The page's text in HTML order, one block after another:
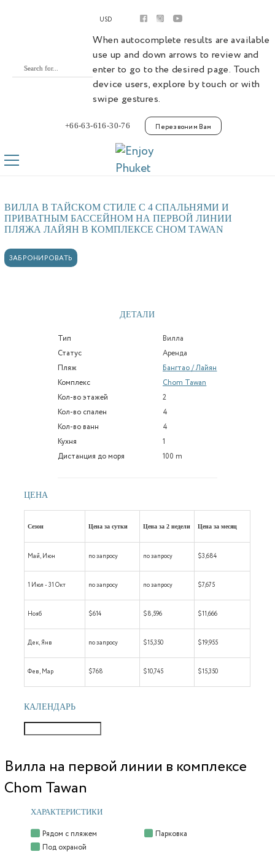
Покупка
Botanica Luxury Villas Phuket
Комплексы
USD
When autocomplete results are available
use up and down arrows to review and
enter to go to the desired page. Touch
device users, explore by touch or with
swipe gestures.
+66-63-616-30-76 Перезвоним Вам
ВИЛЛА В ТАЙСКОМ СТИЛЕ С 4 СПАЛЬНЯМИ И
ПРИВАТНЫМ БАССЕЙНОМ НА ПЕРВОЙ ЛИНИИ
ПЛЯЖА ЛАЙЯН В КОМПЛЕКСЕ CHOM TAWAN
ЗАБРОНИРОВАТЬ
ДЕТАЛИ
Тип
Вилла
Статус
Аренда
Пляж
Бангтао / Лайян
Комплекс
Chom Tawan
Кол-во этажей
2
Кол-во спален
4
Кол-во ванн
4
Кухня
1
Дистанция до моря
100 m
ЦЕНА
Сезон Цена за сутки Цена за 2 недели Цена за месяц
Май, Июн по запросу по запросу $3,684
1 Июл - 31 Окт по запросу по запросу $7,675
Нояб $614 $8,596 $11,666
Дек, Янв по запросу $15,350 $19,955
Фев, Мар $768 $10,745 $15,350
КАЛЕНДАРЬ
Вилла на первой линии в комплексе
Chom Tawan
ХАРАКТЕРИСТИКИ
Рядом с пляжем
Под охраной
Парковка